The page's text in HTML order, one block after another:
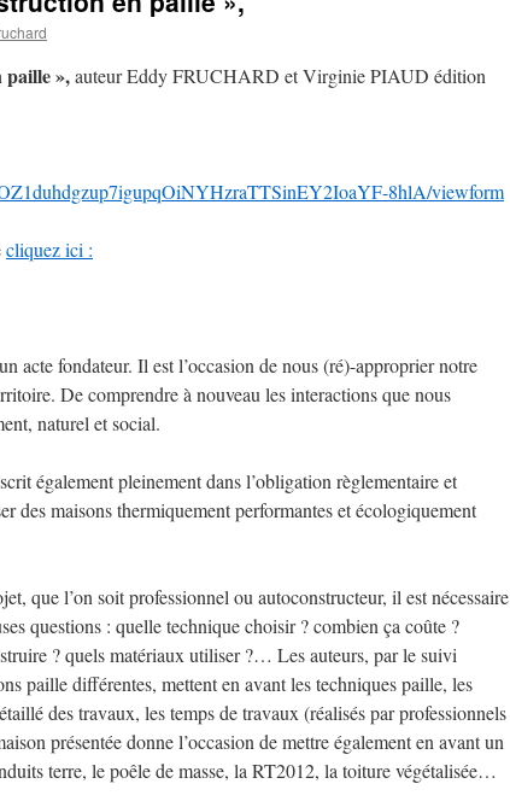
paille »,auteur Eddy FRUCHARD et Virginie PIAUD édition
8hlA/viewform
cliquez ici :
acte fondateur. Il est l’occasion de nous (ré)-approprier notre
De comprendre à nouveau les interactions que nous
naturel et social.
également pleinement dans l’obligation règlementaire et
des maisons thermiquement performantes et écologiquement
que l’on soit professionnel ou autoconstructeur, il est nécessaire
questions : quelle technique choisir ? combien ça coûte ?
? quels matériaux utiliser ?… Les auteurs, par le suivi
paille différentes, mettent en avant les techniques paille, les
des travaux, les temps de travaux (réalisés par professionnels
présentée donne l’occasion de mettre également en avant un
terre, le poêle de masse, la RT2012, la toiture végétalisée…